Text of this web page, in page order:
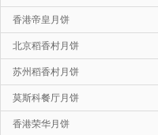
香港帝皇月饼
北京稻香村月饼
苏州稻香村月饼
莫斯科餐厅月饼
香港荣华月饼